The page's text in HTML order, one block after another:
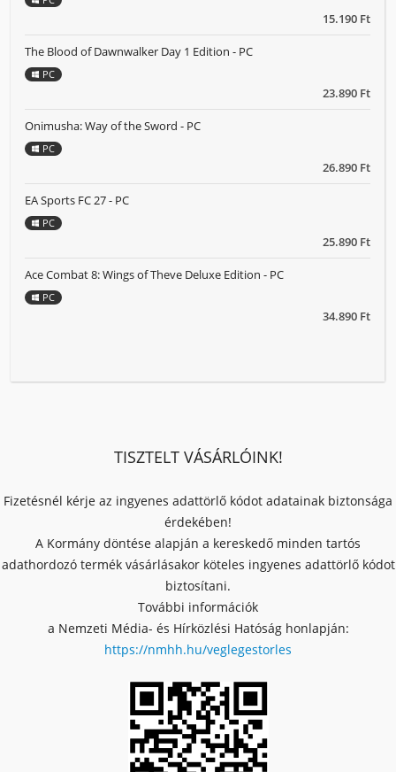
15.190 Ft
23.890 Ft
The Blood of Dawnwalker Day 1 Edition - PC
PC
26.890 Ft
Onimusha: Way of the Sword - PC
PC
25.890 Ft
EA Sports FC 27 - PC
PC
34.890 Ft
Ace Combat 8: Wings of Theve Deluxe Edition - PC
PC
TISZTELT VÁSÁRLÓINK!
Fizetésnél kérje az ingyenes adattörlő kódot adatainak biztonsága
érdekében!
A Kormány döntése alapján a kereskedő minden tartós
adathordozó termék vásárlásakor köteles ingyenes adattörlő kódot
biztosítani.
További információk
a Nemzeti Média- és Hírközlési Hatóság honlapján:
https://nmhh.hu/veglegestorles